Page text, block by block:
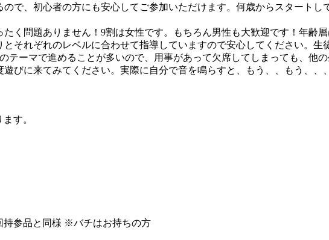
で、初心者の方にも安心してご参加いただけます。何歳からスタートし
く問題ありません！9割は女性です。もちろん男性も大歓迎です！年齢
それぞれのレベルに合わせて指導していますので安心してください。生
ーマで進めることが多いので、用事があって欠席してしまっても、他
びに来てみてください。実際に自分で音を鳴らすと、もう、、もう、、
す。
持参品と同様 ※バチはお持ちの方